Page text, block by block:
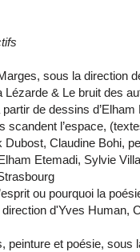
sous la direction
Lézarde & Le bruit des
de dessins
scandent l’espace,
Dubost, Claudine Bohi,
Etemadi, Sylvie
ou pourquoi la
d'Yves Human,
peinture et poésie, sous